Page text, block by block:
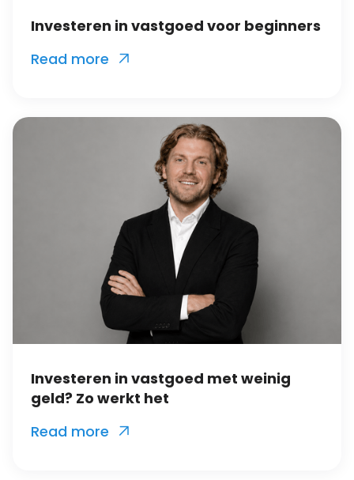
Investeren in vastgoed voor beginners
Read more

Investeren in vastgoed met weinig
geld? Zo werkt het
Read more
